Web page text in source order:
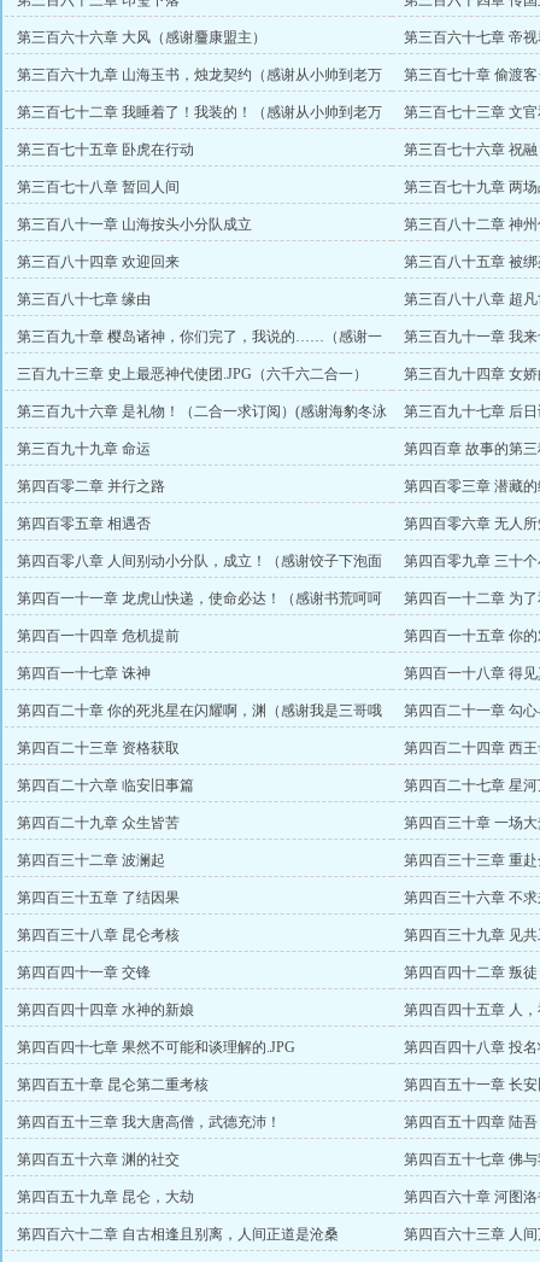
第三百六十六章 大风（感谢麠康盟主） 第三百六十七章 帝
第三百六十九章 山海玉书，烛龙契约（感谢从小帅到老万
赏）
第三百七十章 偷渡
第三百七十二章 我睡着了！我装的！（感谢从小帅到老万
赏）
第三百七十三章 文
赏）
第三百七十五章 卧虎在行动 第三百七十六章 祝
第三百七十八章 暂回人间 第三百七十九章 两
第三百八十一章 山海按头小分队成立 第三百八十二章 神
第三百八十四章 欢迎回来 第三百八十五章 被
第三百八十七章 缘由 第三百八十八章 超
第三百九十章 樱岛诸神，你们完了，我说的……（感谢一
生习文万赏）
第三百九十一章 我来
三百九十三章 史上最恶神代使团.JPG（六千六二合一） 第三百九十四章 女
第三百九十六章 是礼物！（二合一求订阅）(感谢海豹冬泳
盟主)
第三百九十七章 后
第三百九十九章 命运
第四百章 故事的第
赏）
第四百零二章 并行之路 第四百零三章 潜藏
第四百零五章 相遇否
第四百零六章 无人
万打赏)
第四百零八章 人间别动小分队，成立！（感谢饺子下泡面
万赏）
第四百零九章 三十
第四百一十一章 龙虎山快递，使命必达！（感谢书荒呵呵
不存在盟主）
第四百一十二章 为了
第四百一十四章 危机提前 第四百一十五章 你
第四百一十七章 诛神
第四百一十八章 得
两万起点币）
第四百二十章 你的死兆星在闪耀啊，渊（感谢我是三哥哦
万赏）
第四百二十一章 勾
第四百二十三章 资格获取 第四百二十四章 西
第四百二十六章 临安旧事篇 第四百二十七章 星
第四百二十九章 众生皆苦 第四百三十章 一场
第四百三十二章 波澜起 第四百三十三章 重
第四百三十五章 了结因果 第四百三十六章 不
第四百三十八章 昆仑考核 第四百三十九章 见共
第四百四十一章 交锋 第四百四十二章 叛徒
第四百四十四章 水神的新娘 第四百四十五章 人，
第四百四十七章 果然不可能和谈理解的.JPG 第四百四十八章 投名
第四百五十章 昆仑第二重考核 第四百五十一章 长
第四百五十三章 我大唐高僧，武德充沛！ 第四百五十四章 陆
第四百五十六章 渊的社交 第四百五十七章 佛与
第四百五十九章 昆仑，大劫 第四百六十章 河图
第四百六十二章 自古相逢且别离，人间正道是沧桑 第四百六十三章 人